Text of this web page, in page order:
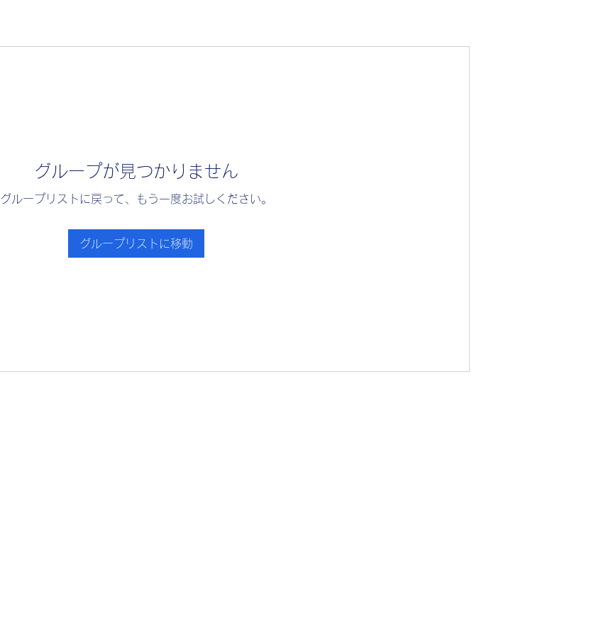
グループが見つかりません
グループリストに戻って、もう一度お試しください。
グループリストに移動